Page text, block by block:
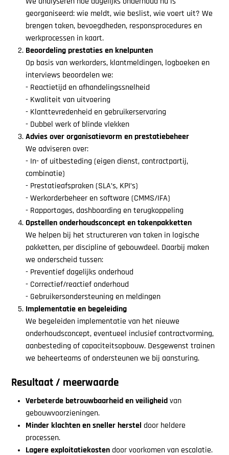
We analyseren hoe dagelijks onderhoud nu is
georganiseerd: wie meldt, wie beslist, wie voert uit? We
brengen taken, bevoegdheden, responsprocedures en
werkprocessen in kaart.
Beoordeling prestaties en knelpunten
Op basis van werkorders, klantmeldingen, logboeken en
interviews beoordelen we:
- Reactietijd en afhandelingssnelheid
- Kwaliteit van uitvoering
- Klanttevredenheid en gebruikerservaring
- Dubbel werk of blinde vlekken
Advies over organisatievorm en prestatiebeheer
We adviseren over:
- In- of uitbesteding (eigen dienst, contractpartij,
combinatie)
- Prestatieafspraken (SLA’s, KPI’s)
- Werkorderbeheer en software (CMMS/IFA)
- Rapportages, dashboarding en terugkoppeling
Opstellen onderhoudsconcept en takenpakketten
We helpen bij het structureren van taken in logische
pakketten, per discipline of gebouwdeel. Daarbij maken
we onderscheid tussen:
- Preventief dagelijks onderhoud
- Correctief/reactief onderhoud
- Gebruikersondersteuning en meldingen
Implementatie en begeleiding
We begeleiden implementatie van het nieuwe
onderhoudsconcept, eventueel inclusief contractvorming,
aanbesteding of capaciteitsopbouw. Desgewenst trainen
we beheerteams of ondersteunen we bij aansturing.
Resultaat / meerwaarde
Verbeterde betrouwbaarheid en veiligheid van
gebouwvoorzieningen.
Minder klachten en sneller herstel door heldere
processen.
Lagere exploitatiekostendoor voorkomen van escalatie.